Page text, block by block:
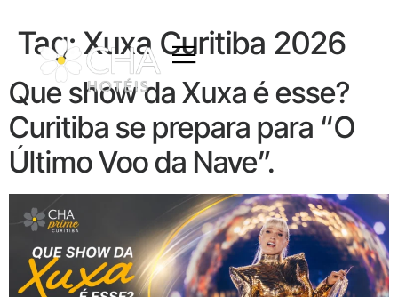
Tag:Xuxa Curitiba 2026
Que show da Xuxa é esse?
Curitiba se prepara para “O
Último Voo da Nave”.